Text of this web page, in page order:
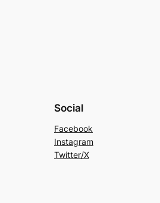
Social
Facebook
Instagram
Twitter/X